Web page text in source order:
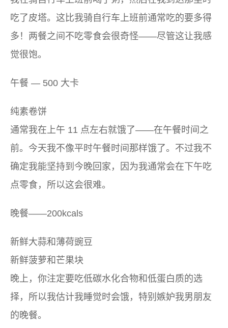
吃了皮塔。这比我骑自行车上班前通常吃的要多得
多！两餐之间不吃零食会很奇怪——尽管这让我感
觉很饱。
午餐 — 500 大卡
纯素卷饼
通常我在上午 11 点左右就饿了——在午餐时间之
前。今天我不像平时午餐时间那样饿了。不过我不
确定我能坚持到今晚回家，因为我通常会在下午吃
点零食，所以这会很难。
晚餐——200kcals
新鲜大蒜和薄荷豌豆
新鲜菠萝和芒果块
晚上，你注定要吃低碳水化合物和低蛋白质的选
择，所以我估计我睡觉时会饿，特别嫉妒我男朋友
的晚餐。